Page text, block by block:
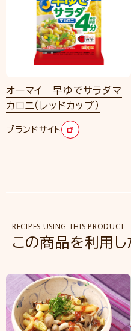
オーマイ 早ゆでサラダマ
カロニ（レッドカップ）
ブランドサイト
RECIPES USING THIS PRODUCT
この商品を利用し